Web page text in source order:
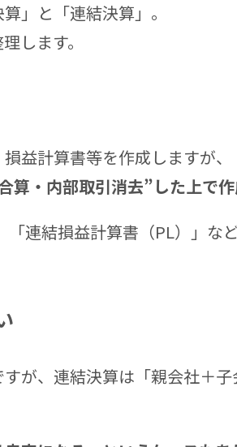
」と「連結決算」。
します。
益計算書等を作成しますが、
算・内部取引消去”した上で
連結損益計算書（PL）」など
が、連結決算は「親会社＋